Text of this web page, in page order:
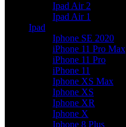
Ipad Air 2
Ipad Air 1
Ipad
Iphone SE 2020
iPhone 11 Pro Max
iPhone 11 Pro
iPhone 11
Iphone XS Max
Iphone XS
Iphone XR
Iphone X
Iphone 8 Plus